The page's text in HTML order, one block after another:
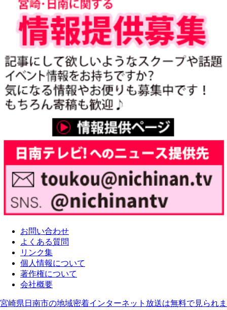
お問い合わせ
よくある質問
リンク集
個人情報について
著作権について
会社概要
宮崎県日南市の地域密着インターネット放送は無料で見られま